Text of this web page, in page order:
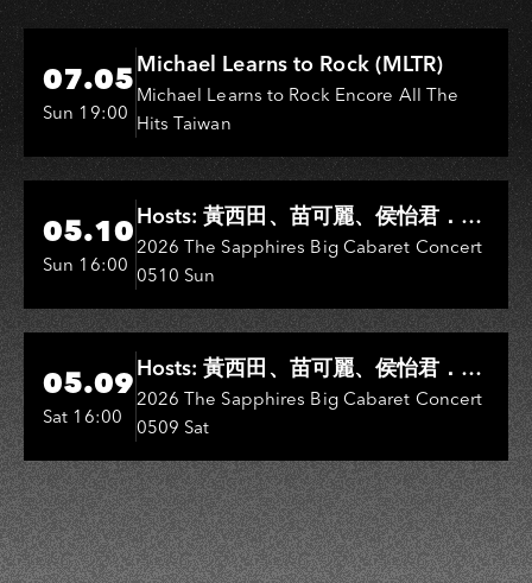
Hi-Ing Music Hall
07.05
Sun 19:00
Michael Learns to Rock (MLTR)
Michael Learns to Rock Encore All The
Hits Taiwan
Hi-Ing Music Hall
05.10
Sun 16:00
Hosts: 黃西田、苗可麗、侯怡君．
Entertainers: 葉啟田、鳥來嬤-吳
敏、王彩樺、王瑞霞、吳淑敏、施文
彬、邵大倫、曹雅雯、陳孟賢、黃露
瑤
2026 The Sapphires Big Cabaret Concert
0510 Sun
Hi-Ing Music Hall
05.09
Sat 16:00
Hosts: 黃西田、苗可麗、侯怡君．
Entertainers: 葉啟田、鳥來嬤-吳
敏、張秀卿、王彩樺、吳淑敏、施文
彬、邵大倫、曹雅雯、陳孟賢、黃露
瑤
2026 The Sapphires Big Cabaret Concert
0509 Sat